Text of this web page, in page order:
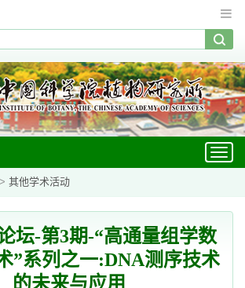
> 其他学术活动
坛-第3期-“高通量组学数
”系列之一:DNA测序技术
的未来与应用